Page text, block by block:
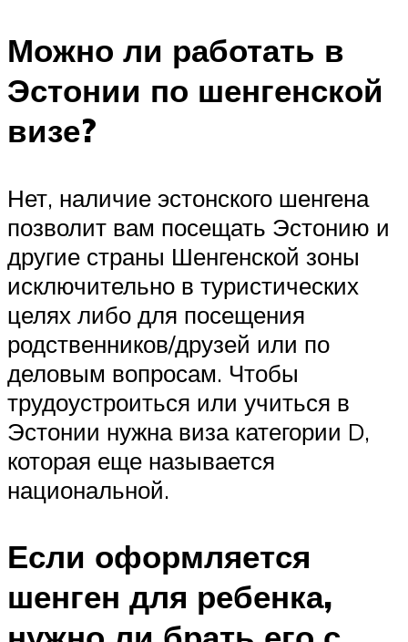
Можно ли работать в
Эстонии по шенгенской
визе?
Нет, наличие эстонского шенгена
позволит вам посещать Эстонию и
другие страны Шенгенской зоны
исключительно в туристических
целях либо для посещения
родственников/друзей или по
деловым вопросам. Чтобы
трудоустроиться или учиться в
Эстонии нужна виза категории D,
которая еще называется
национальной.
Если оформляется
шенген для ребенка,